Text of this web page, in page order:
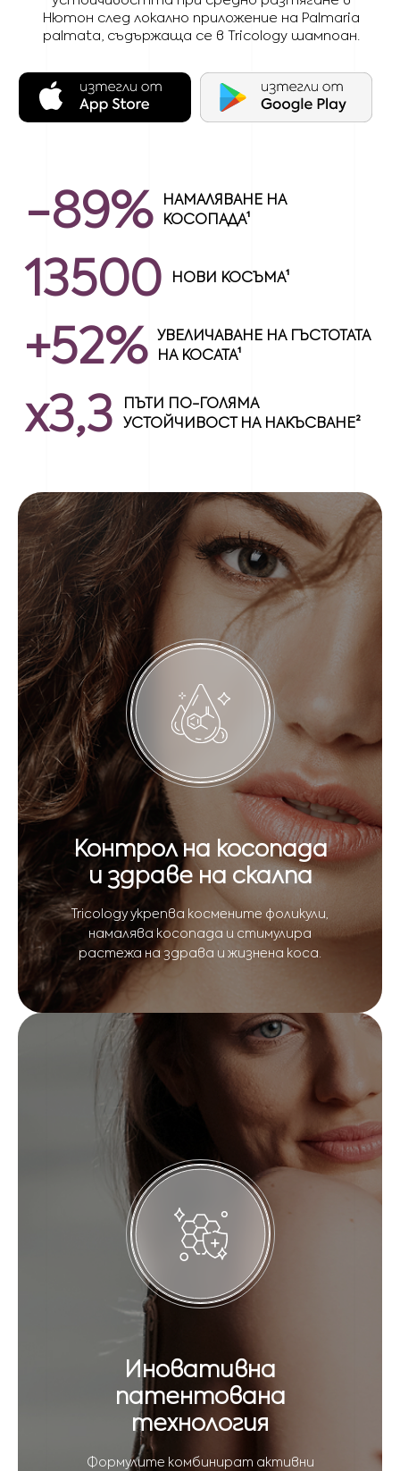
Нютон след локално приложение на Palmaria
palmata, съдържаща се в Tricology шампоан.
-89%
НАМАЛЯВАНЕ НА
КОСОПАДА¹
13500 НОВИ КОСЪМА¹
+52% УВЕЛИЧАВАНЕ НА ГЪСТОТАТА
НА КОСАТА¹
x3,3
ПЪТИ ПО-ГОЛЯМА
УСТОЙЧИВОСТ НА НАКЪСВАНЕ²
Контрол на косопада
и здраве на скалпа
Tricology укрепва космените фоликули,
намалява косопада и стимулира
растежа на здрава и жизнена коса.
Иновативна
патентована
технология
Формулите комбинират активни